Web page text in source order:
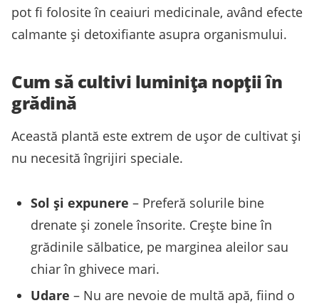
pot fi folosite în ceaiuri medicinale, având efecte
calmante și detoxifiante asupra organismului.
Cum să cultivi luminița nopții în
grădină
Această plantă este extrem de ușor de cultivat și
nu necesită îngrijiri speciale.
Sol și expunere – Preferă solurile bine
drenate și zonele însorite. Crește bine în
grădinile sălbatice, pe marginea aleilor sau
chiar în ghivece mari.
Udare – Nu are nevoie de multă apă, fiind o